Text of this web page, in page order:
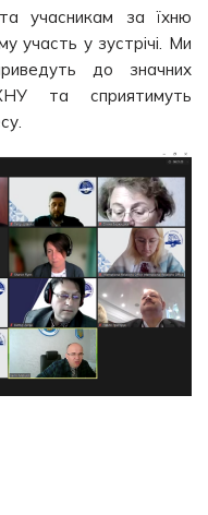
учасникам за їхню
участь у зустрічі. Ми
до значних
та сприятимуть